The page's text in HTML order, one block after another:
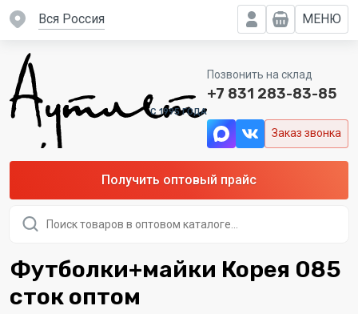
вся Россия МЕНЮ
C 1995 ГОДА
Позвонить на склад
+7 831 283-83-85
Заказ звонка
Получить оптовый прайс
товаров
Футболки+майки Корея 085
сток оптом